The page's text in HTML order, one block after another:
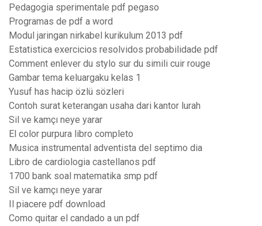
Pedagogia sperimentale pdf pegaso
Programas de pdf a word
Modul jaringan nirkabel kurikulum 2013 pdf
Estatistica exercicios resolvidos probabilidade pdf
Comment enlever du stylo sur du simili cuir rouge
Gambar tema keluargaku kelas 1
Yusuf has hacip özlü sözleri
Contoh surat keterangan usaha dari kantor lurah
Sil ve kamçı neye yarar
El color purpura libro completo
Musica instrumental adventista del septimo dia
Libro de cardiologia castellanos pdf
1700 bank soal matematika smp pdf
Sil ve kamçı neye yarar
Il piacere pdf download
Como quitar el candado a un pdf